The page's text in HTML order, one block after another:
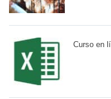
Curso en